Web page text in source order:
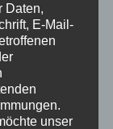
Daten,
E-Mail-
unser